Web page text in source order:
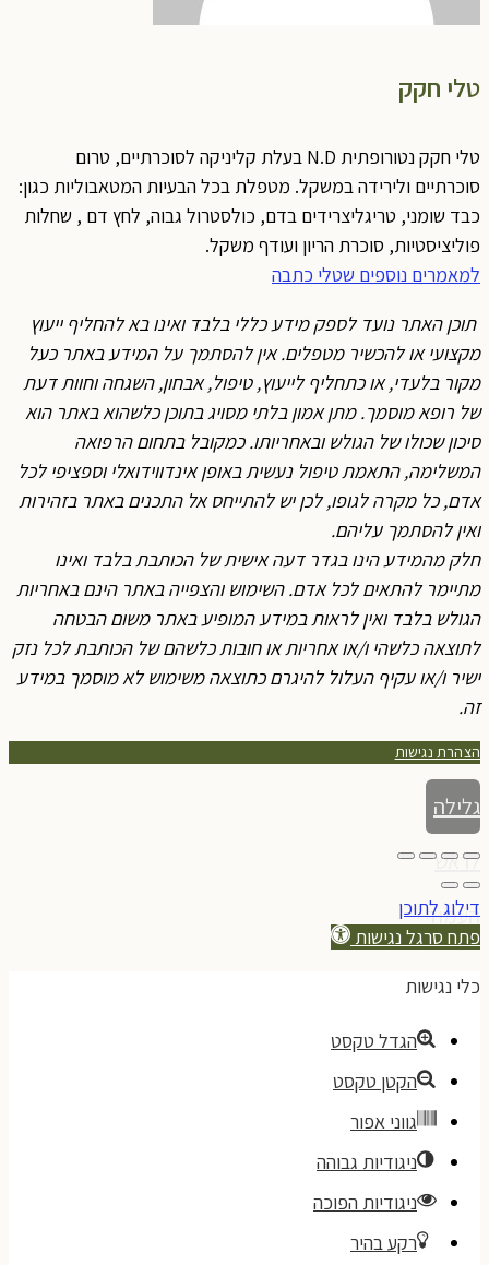
טלי חקק
טלי חקק נטורופתית N.D בעלת קליניקה לסוכרתיים, טרום
סוכרתיים ולירידה במשקל. מטפלת בכל הבעיות המטאבוליות כגון:
כבד שומני, טריגליצרידים בדם, כולסטרול גבוה, לחץ דם , שחלות
פוליציסטיות, סוכרת הריון ועודף משקל.
למאמרים נוספים שטלי כתבה
תוכן האתר נועד לספק מידע כללי בלבד ואינו בא להחליף ייעוץ
מקצועי או להכשיר מטפלים. אין להסתמך על המידע באתר כעל
מקור בלעדי, או כתחליף לייעוץ, טיפול, אבחון, השגחה וחוות דעת
של רופא מוסמך. מתן אמון בלתי מסויג בתוכן כלשהוא באתר הוא
סיכון שכולו של הגולש ובאחריותו. כמקובל בתחום הרפואה
המשלימה, התאמת טיפול נעשית באופן אינדווידואלי וספציפי לכל
אדם, כל מקרה לגופו, לכן יש להתייחס אל התכנים באתר בזהירות
ואין להסתמך עליהם.
חלק מהמידע הינו בגדר דעה אישית של הכותבת בלבד ואינו
מתיימר להתאים לכל אדם. השימוש והצפייה באתר הינם באחריות
הגולש בלבד ואין לראות במידע המופיע באתר משום הבטחה
לתוצאה כלשהי ו/או אחריות או חובות כלשהם של הכותבת לכל נזק
ישיר ו/או עקיף העלול להיגרם כתוצאה משימוש לא מוסמך במידע
זה.
הצהרת נגישות
גלילה
לראש
העמוד
דילוג לתוכן
פתח סרגל נגישות
כלי נגישות
הגדל טקסט
הקטן טקסט
גווני אפור
ניגודיות גבוהה
ניגודיות הפוכה
רקע בהיר